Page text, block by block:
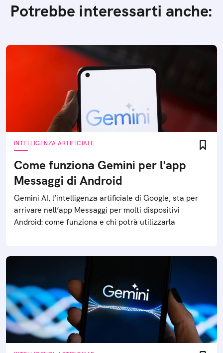
Potrebbe interessarti anche:
INTELLIGENZA ARTIFICIALE
Come funziona Gemini per l'app
Messaggi di Android
Gemini AI, l’intelligenza artificiale di Google, sta per
arrivare nell’app Messaggi per molti dispositivi
Android: come funziona e chi potrà utilizzarla